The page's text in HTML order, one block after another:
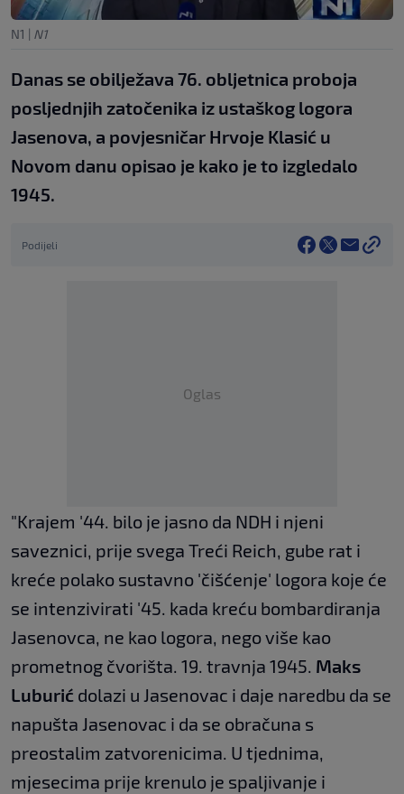
N1 | N1
Danas se obilježava 76. obljetnica proboja
posljednjih zatočenika iz ustaškog logora
Jasenova, a povjesničar Hrvoje Klasić u
Novom danu opisao je kako je to izgledalo
1945.
Podijeli
Oglas
"Krajem '44. bilo je jasno da NDH i njeni
saveznici, prije svega Treći Reich, gube rat i
kreće polako sustavno 'čišćenje' logora koje će
se intenzivirati '45. kada kreću bombardiranja
Jasenovca, ne kao logora, nego više kao
prometnog čvorišta. 19. travnja 1945. Maks
Luburić dolazi u Jasenovac i daje naredbu da se
napušta Jasenovac i da se obračuna s
preostalim zatvorenicima. U tjednima,
mjesecima prije krenulo je spaljivanje i